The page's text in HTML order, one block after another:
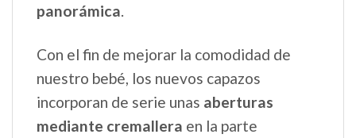
panorámica.
Con el fin de mejorar la comodidad de
nuestro bebé, los nuevos capazos
incorporan de serie unas aberturas
mediante cremallera en la parte